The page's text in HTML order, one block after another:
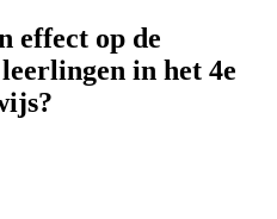
effect op de
in het 4e